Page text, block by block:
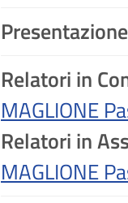
Relatori in
MAGLIONE
Relatori in
MAGLIONE